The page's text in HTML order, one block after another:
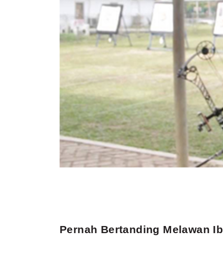
Pernah Bertanding Melawan